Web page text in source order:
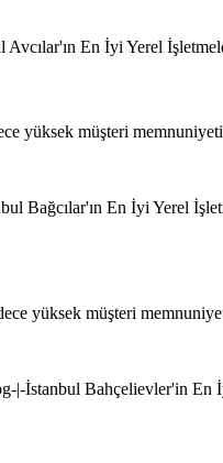
En İyi Yerel
yüksek müşteri
Bağcılar'ın En İyi Yerel
yüksek müşteri
|-İstanbul Bahçelievler'in